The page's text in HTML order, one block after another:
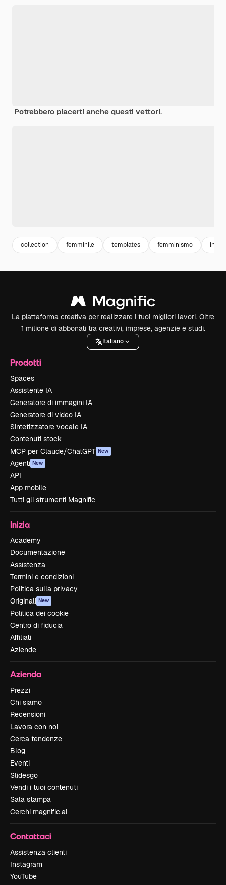
Potrebbero piacerti anche questi vettori.
collection femminile templates femminismo
La piattaforma creativa per realizzare i tuoi migliori lavori. Oltre
1 milione di abbonati tra creativi, imprese, agenzie e studi.
Italiano
Prodotti
Spaces
Assistente IA
Generatore di immagini IA
Generatore di video IA
Sintetizzatore vocale IA
Contenuti stock
MCP per Claude/ChatGPT New
Agenti New
API
App mobile
Tutti gli strumenti Magnific
Inizia
Academy
Documentazione
Assistenza
Termini e condizioni
Politica sulla privacy
Originali New
Politica dei cookie
Centro di fiducia
Affiliati
Aziende
Azienda
Prezzi
Chi siamo
Recensioni
Lavora con noi
Cerca tendenze
Blog
Eventi
Slidesgo
Vendi i tuoi contenuti
Sala stampa
Cerchi magnific.ai
Contattaci
Assistenza clienti
Instagram
YouTube